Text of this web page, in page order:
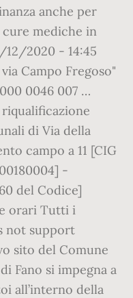
anche per
mediche in
12/2020 - 14:45
Campo Fregoso"
0046 007 …
di Via della
campo a 11 [CIG
-
del Codice]
orari Tutti i
not support
sito del Comune
Fano si impegna a
all’interno della